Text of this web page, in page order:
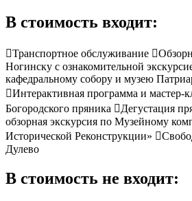
В стоимость входит:
Транспортное обслуживание
Ногинску с ознакомительной
кафедральному собору и музею
Интерактивная программа и мастер-
Богородского пряника Дегустация
обзорная экскурсия по Музейному
Исторической Реконструкции»
Дулево
В стоимость не входит: